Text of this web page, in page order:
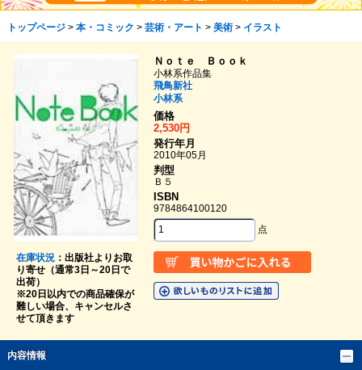
トップページ> 本・コミック > 芸術・アート > 美術> イラスト
在庫状況：出版社よりお取
り寄せ（通常3日～20日で
出荷）
※20日以内での商品確保が
難しい場合、キャンセルさ
せて頂きます
Ｎｏｔｅ Ｂｏｏｋ
小林系作品集
飛鳥新社
小林系
価格
2,530円
発行年月
2010年05月
判型
Ｂ５
ISBN
9784864100120
点
内容情報